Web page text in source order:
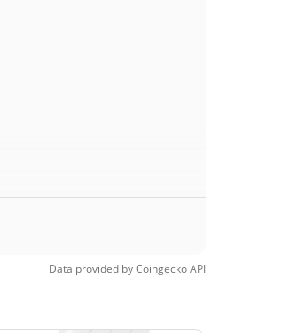
Data provided byCoingeckoAPI